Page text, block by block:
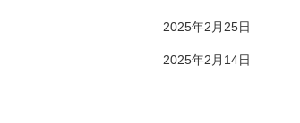
2025年2月25日
2025年2月14日